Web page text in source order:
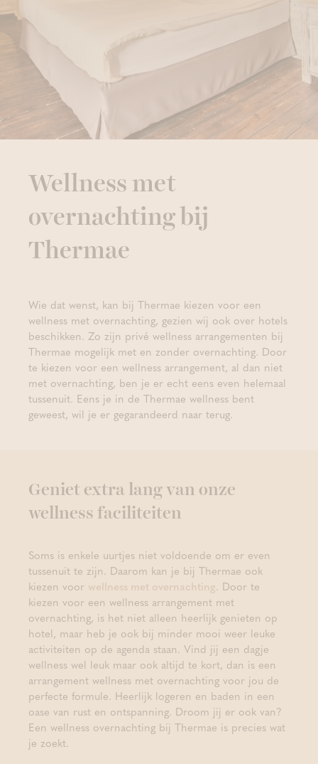
Wellness met
overnachting bij
Thermae
Wie dat wenst, kan bij Thermae kiezen voor een
wellness met overnachting, gezien wij ook over hotels
beschikken. Zo zijn privé wellness arrangementen bij
Thermae mogelijk met en zonder overnachting. Door
te kiezen voor een wellness arrangement, al dan niet
met overnachting, ben je er echt eens even helemaal
tussenuit. Eens je in de Thermae wellness bent
geweest, wil je er gegarandeerd naar terug.
Geniet extra lang van onze
wellness faciliteiten
Soms is enkele uurtjes niet voldoende om er even
tussenuit te zijn. Daarom kan je bij Thermae ook
kiezen voor wellness met overnachting. Door te
kiezen voor een wellness arrangement met
overnachting, is het niet alleen heerlijk genieten op
hotel, maar heb je ook bij minder mooi weer leuke
activiteiten op de agenda staan. Vind jij een dagje
wellness wel leuk maar ook altijd te kort, dan is een
arrangement wellness met overnachting voor jou de
perfecte formule. Heerlijk logeren en baden in een
oase van rust en ontspanning. Droom jij er ook van?
Een wellness overnachting bij Thermae is precies wat
je zoekt.